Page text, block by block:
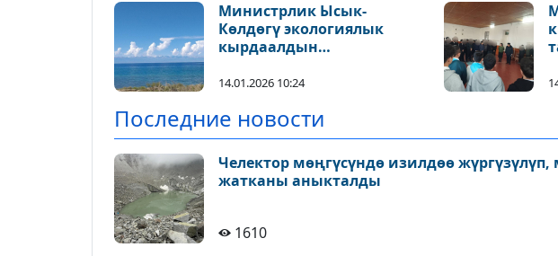
Министрлик Ысык-
Көлдөгү экологиялык
кырдаалдын
14.01.2026 10:24
Последние новости
Челектор мөңгүсүндө изилдөө
жатканы аныкталды
1610